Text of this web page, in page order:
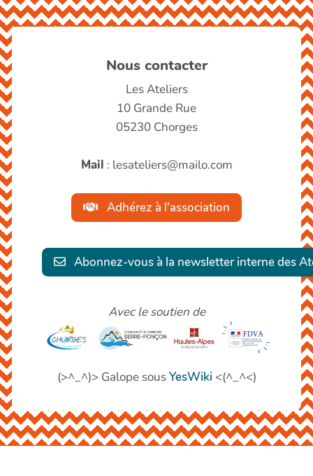
Nous contacter
Les Ateliers
10 Grande Rue
05230 Chorges
Mail : lesateliers@mailo.com
Adhérez à l'association
Abonnez-vous à la newsletter interne des
Avec le soutien de
(>^_^)> Galope sousYesWiki <(^_^<)